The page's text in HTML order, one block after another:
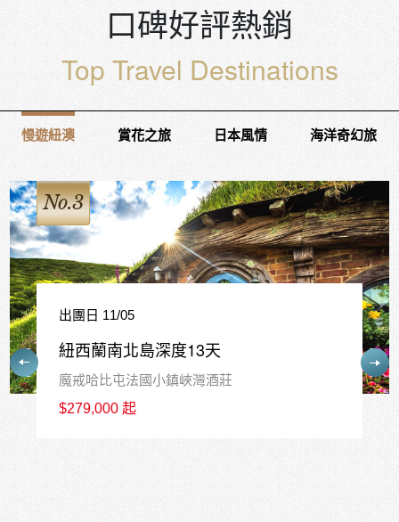
口碑好評熱銷
Top Travel Destinations
慢遊紐澳 賞花之旅 日本風情 海洋奇幻旅
No.4
出團日 12/17
紐西蘭南島精華10天
皇后鎮中心連泊3晚+庫克山1晚+瓦納卡1晚